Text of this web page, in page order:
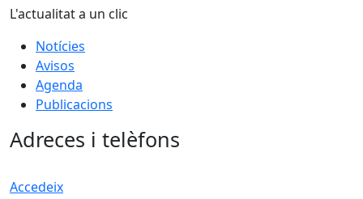
L'actualitat a un clic
Notícies
Avisos
Agenda
Publicacions
Adreces i telèfons
Accedeix